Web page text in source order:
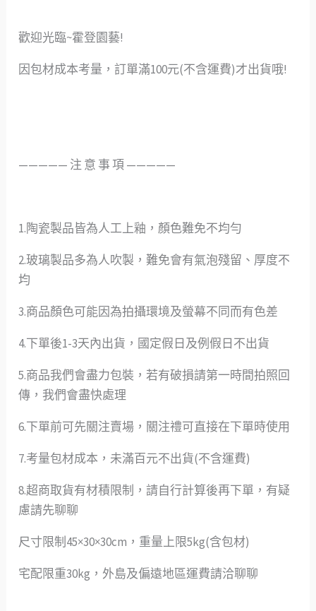
歡迎光臨~霍登園藝!
因包材成本考量，訂單滿100元(不含運費)才出貨哦!
—————️ 注 意 事 項 —————
1.陶瓷製品皆為人工上釉，顏色難免不均勻
2.玻璃製品多為人吹製，難免會有氣泡殘留、厚度不
均
3.商品顏色可能因為拍攝環境及螢幕不同而有色差
4.下單後1-3天內出貨，國定假日及例假日不出貨
5.商品我們會盡力包裝，若有破損請第一時間拍照回
傳，我們會盡快處理
6.下單前可先關注賣場，關注禮可直接在下單時使用
7.考量包材成本，未滿百元不出貨(不含運費)
8.超商取貨有材積限制，請自行計算後再下單，有疑
慮請先聊聊
尺寸限制45×30×30cm，重量上限5kg(含包材)
宅配限重30kg，外島及偏遠地區運費請洽聊聊